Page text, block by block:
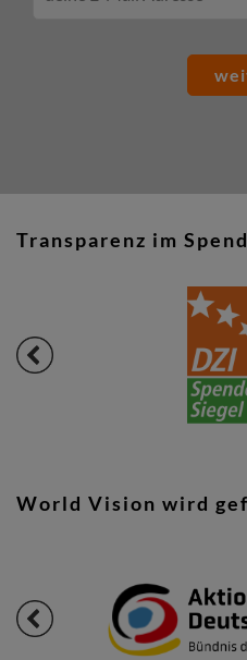
Transparenz im
World Vision wird